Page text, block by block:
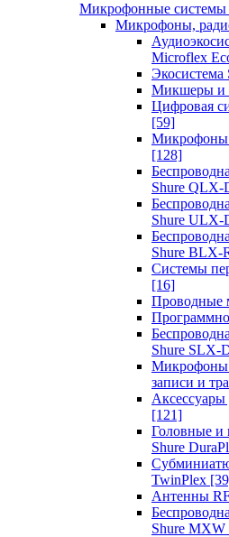
Микрофонные
Микрофоны,
Microflex
Экосистема
Микшеры и
Цифровая
[59]
Микрофоны
[128]
Shure QLX-
Shure ULX-
Shure BLX-
Системы
[16]
Проводные
Shure SLX-
Микрофоны
записи и
[121]
Головные и
Shure
TwinPlex
Антенны
Shure